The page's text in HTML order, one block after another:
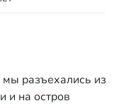
разъехались из
и на остров